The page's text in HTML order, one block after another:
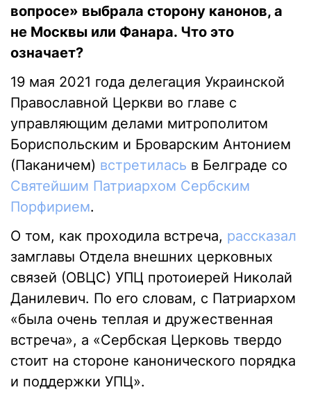
вопросе» выбрала сторону канонов, а
не Москвы или Фанара. Что это
означает?
19 мая 2021 года делегация Украинской
Православной Церкви во главе с
управляющим делами митрополитом
Бориспольским и Броварским Антонием
(Паканичем) встретилась в Белграде со
Святейшим Патриархом Сербским
Порфирием.
О том, как проходила встреча, рассказал
замглавы Отдела внешних церковных
связей (ОВЦС) УПЦ протоиерей Николай
Данилевич. По его словам, с Патриархом
«была очень теплая и дружественная
встреча», а «Сербская Церковь твердо
стоит на стороне канонического порядка
и поддержки УПЦ».